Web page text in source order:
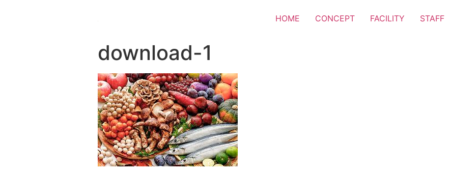
HOME CONCEPT FACILITY STAFF
download-1